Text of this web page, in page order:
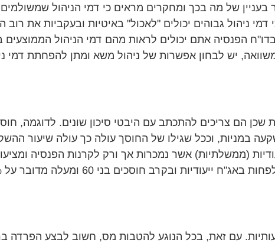
ניהול גבוהים יכולים "לאכול" באיטיות ובעקביות את
בדו"ח הפנסיה אתם יכולים לראות מהם דמי הניהול
יש לבחון אפשרות של ניהול משא ומתן להפחתת דמי
הם צריכים להתכתב עם היבטי סיכון שונים. לדוגמה,
במניות, וככל שגילו של החוסך עולה כך עולה שיעור
(ממשלתיות) אשר נמכרות אך ורק לקרנות הפנסיה
עם זאת, בכל הנוגע להטבות מס, חשוב לבצע הפרדה